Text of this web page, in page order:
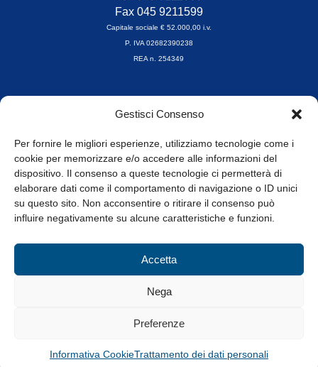
Gestisci Consenso
Per fornire le migliori esperienze, utilizziamo tecnologie come i
cookie per memorizzare e/o accedere alle informazioni del
dispositivo. Il consenso a queste tecnologie ci permetterà di
elaborare dati come il comportamento di navigazione o ID unici
su questo sito. Non acconsentire o ritirare il consenso può
influire negativamente su alcune caratteristiche e funzioni.
Accetta
Nega
Preferenze
Informativa CookieTrattamento dei dati personali
Fax 045 9211599
Capitale sociale € 52.000,00 i.v.
P. IVA 02682390238
REA n. 254349
Orari di apertura
8.30-13.00 / 14.00-17.30
Whistleblowing
© Tutti i diritti riservati
Privacy Policy e Cookie|Informativa Cookie